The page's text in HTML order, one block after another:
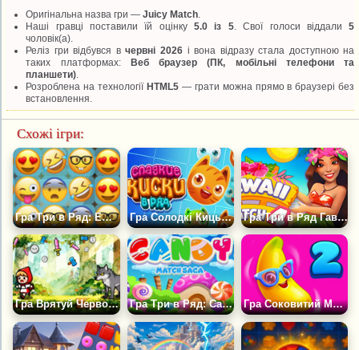
Оригінальна назва гри —Juicy Match
Наші гравці поставили їй оцінку5.0 із 5. Свої голоси віддали5
чоловік(а).
Реліз гри відбувся вчервні 2026і вона відразу стала доступною на
таких платформах: Веб браузер (ПК, мобільні телефони та
планшети)
Розроблена на технології HTML5— грати можна прямо в браузері без
встановлення.
Схожі ігри:
Гра Три в Ряд: Емоджі Гра Солодкі Кицьки в Ряд Гра Три в Ряд Гаваї 4
Гра Врятуй Червону Шапочку Гра Три в Ряд: Сага про цукерки Гра Соковитий Матч 2